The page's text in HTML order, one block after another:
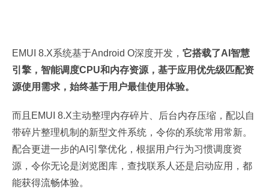
EMUI 8.X系统基于Android O深度开发， 它搭载了AI智慧
引擎，智能调度CPU和内存资源，基于应用优先级匹配资
源使用需求，始终基于用户最佳使用体验。
而且EMUI 8.X主动整理内存碎片、后台内存压缩，配以自
带碎片整理机制的新型文件系统，令你的系统常用常新。
配合更进一步的AI引擎优化，根据用户行为习惯调度资
源，令你无论是浏览图库，查找联系人还是启动应用，都
能获得流畅体验。